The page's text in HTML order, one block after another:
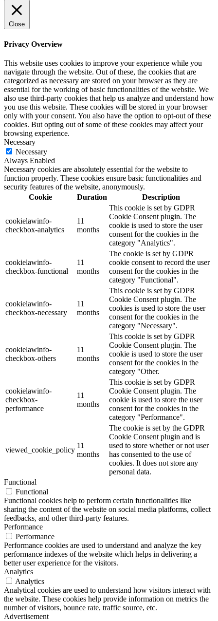
Close
Privacy Overview
This website uses cookies to improve your experience while you
navigate through the website. Out of these, the cookies that are
categorized as necessary are stored on your browser as they are
essential for the working of basic functionalities of the website. We
also use third-party cookies that help us analyze and understand how
you use this website. These cookies will be stored in your browser
only with your consent. You also have the option to opt-out of these
cookies. But opting out of some of these cookies may affect your
browsing experience.
Necessary
Necessary
Always Enabled
Necessary cookies are absolutely essential for the website to
function properly. These cookies ensure basic functionalities and
security features of the website, anonymously.
Cookie
Duration Description
cookielawinfo-
checkbox-analytics
11
months
This cookie is set by GDPR
Cookie Consent plugin. The
cookie is used to store the user
consent for the cookies in the
category "Analytics".
cookielawinfo-
checkbox-functional
11
months
The cookie is set by GDPR
cookie consent to record the user
consent for the cookies in the
category "Functional".
cookielawinfo-
checkbox-necessary
11
months
This cookie is set by GDPR
Cookie Consent plugin. The
cookies is used to store the user
consent for the cookies in the
category "Necessary".
cookielawinfo-
checkbox-others
11
months
This cookie is set by GDPR
Cookie Consent plugin. The
cookie is used to store the user
consent for the cookies in the
category "Other.
cookielawinfo-
checkbox-
performance
11
months
This cookie is set by GDPR
Cookie Consent plugin. The
cookie is used to store the user
consent for the cookies in the
category "Performance".
viewed_cookie_policy
11
months
The cookie is set by the GDPR
Cookie Consent plugin and is
used to store whether or not user
has consented to the use of
cookies. It does not store any
personal data.
Functional
Functional
Functional cookies help to perform certain functionalities like
sharing the content of the website on social media platforms, collect
feedbacks, and other third-party features.
Performance
Performance
Performance cookies are used to understand and analyze the key
performance indexes of the website which helps in delivering a
better user experience for the visitors.
Analytics
Analytics
Analytical cookies are used to understand how visitors interact with
the website. These cookies help provide information on metrics the
number of visitors, bounce rate, traffic source, etc.
Advertisement